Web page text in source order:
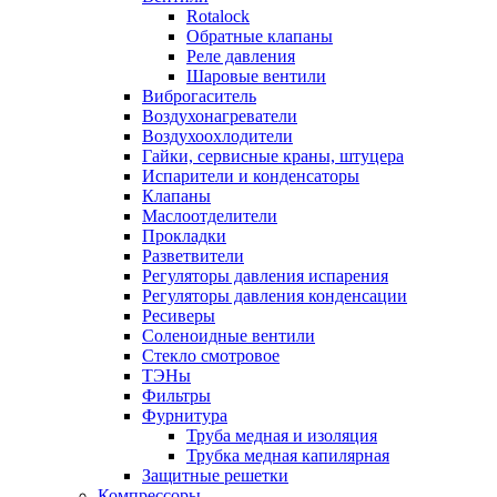
Rotalock
Обратные клапаны
Реле давления
Шаровые вентили
Виброгаситель
Воздухонагреватели
Воздухоохлодители
Гайки, сервисные краны, штуцера
Испарители и конденсаторы
Клапаны
Маслоотделители
Прокладки
Разветвители
Регуляторы давления испарения
Регуляторы давления конденсации
Ресиверы
Соленоидные вентили
Стекло смотровое
ТЭНы
Фильтры
Фурнитура
Труба медная и изоляция
Трубка медная капилярная
Защитные решетки